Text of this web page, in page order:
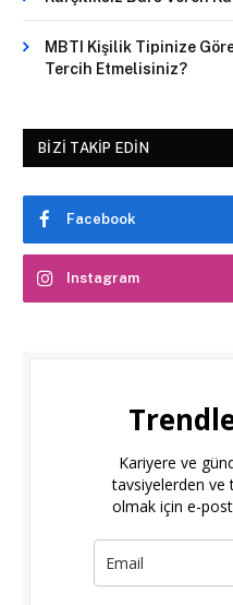
MBTI Kişilik Tipinize
Tercih Etmelisiniz?
BIZI TAKIP EDIN
Facebook
Instagram
Kariyere ve
tavsiyelerden ve
olmak için e-